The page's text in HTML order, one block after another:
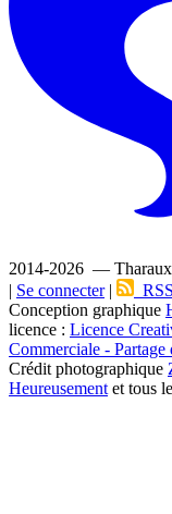
2014-2026 — Tharaux
| Se connecter|
Conception graphique
licence : Licence
Commerciale -
Crédit photographique
Heureusement et tous